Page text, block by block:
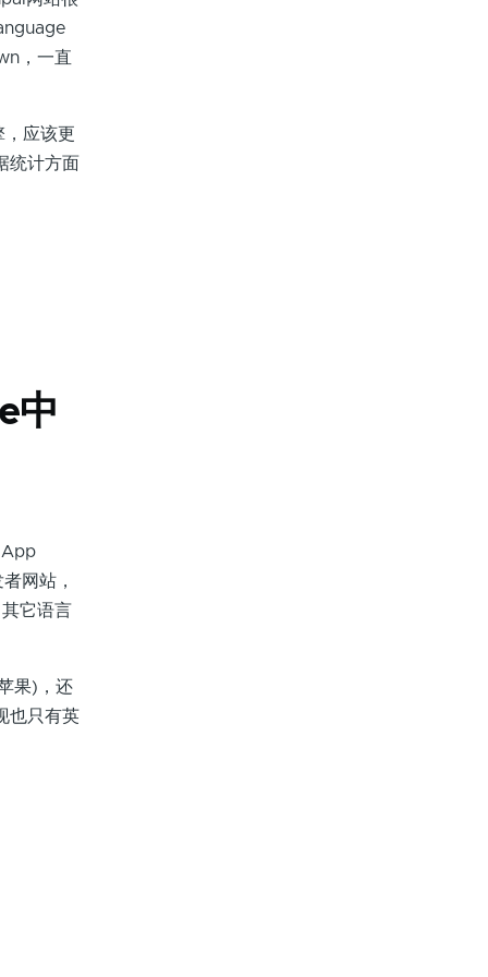
，一直
应该更
统计方面
中
网站，
它语言
果)，还
也只有英